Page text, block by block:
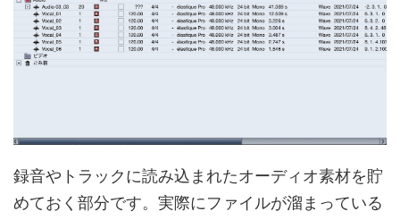
録音やトラックに読み込まれたオーディオ素材を貯
めておく部分です。実際にファイルが溜まっている